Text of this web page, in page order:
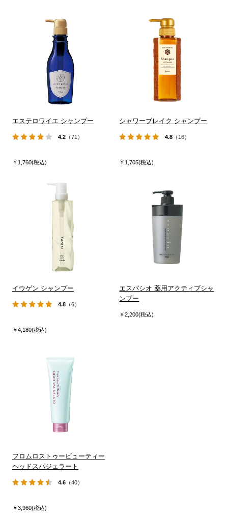
エステロワイエ シャンプー
4.2（71）
￥1,760(税込)
シャワーブレイク シャンプー
4.8 （16）
￥1,705(税込)
イウゲン シャンプー
4.8（6）
￥4,180(税込)
エスパシオ 薬用アクティブシャ
ンプー
￥2,200(税込)
フロムロストゥービューティー
ヘッドスパジェラート
4.6（40）
￥3,960(税込)